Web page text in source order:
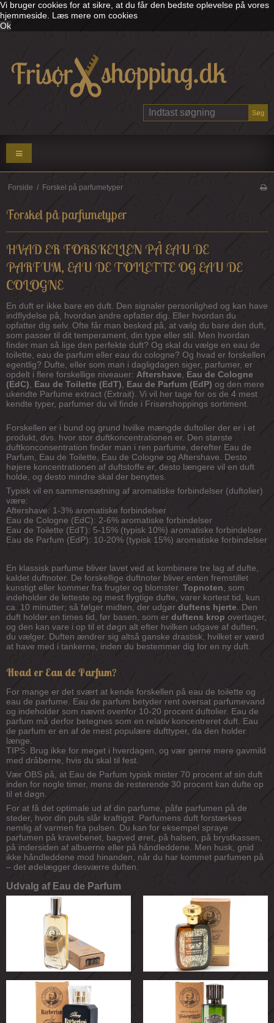
Vi bruger cookies for at sikre, at du får den bedste oplevelse på vores
hjemmeside. Læs mere om cookies
Ok
Søg
Forside / Forskel på parfumetyper
Forskel på parfumetyper
HVAD ER FORSKELLEN PÅ EAU DE
PARFUM, EAU DE TOILETTE OG EAU DE
COLOGNE
En duft er ikke bare en duft. Den signaler personlighed og kan have
indflydelse på, hvordan andre opfatter dig. Eller hvordan du
opfatter dig selv. Ofte får man besked på, at vælg du bare den duft,
som passer til dit temperament, din type eller stil. Men hvordan
finder man så lige den perfekte duft? Og skal du vælge en eau de
toilette, eau de parfum eller eau du cologne? Og hvad er forskellen
egentlig? Dufte, eller som man i dagligdagen siger, parfumer, er
opdelt i flere forskellige niveauer: Aftershave
Eau de Cologne
(EdC)
Eau de Toilette (EdT) Eau de Parfum (EdP) og den mere
ukendte Parfume extract (Extrait). Vi vil her tage for os de 4 mest
kendte typer, parfumer du vil finde i Frisørshoppings sortiment.
Forskellen er i bund og grund hvilke mængde duftolier der er i et
produkt, dvs. hvor stor duftkoncentrationen er. Den største
duftkonconsentration finder man i ren parfume, derefter Eau de
Parfum, Eau de Toilette, Eau de Cologne og Aftershave. Desto
højere koncentrationen af duftstoffe er, desto længere vil en duft
holde, og desto mindre skal der benyttes.
Typisk vil en sammensætning af aromatiske forbindelser (duftolier)
være:
Aftershave: 1-3% aromatiske forbindelser
Eau de Cologne (EdC): 2-6% aromatiske forbindelser
Eau de Toilette (EdT): 5-15% (typisk 10%) aromatiske forbindelser
Eau de Parfum (EdP): 10-20% (typisk 15%) aromatiske forbindelser
En klassisk parfume bliver lavet ved at kombinere tre lag af dufte,
kaldet duftnoter. De forskellige duftnoter bliver enten fremstillet
kunstigt eller kommer fra frugter og blomster. Topnoten , som
indeholder de letteste og mest flygtige dufte, varer kortest tid, kun
ca. 10 minutter; så følger midten, der udgør duftens hjerte . Den
duft holder en times tid, før basen, som er duftens krop overtager,
og den kan vare i op til et døgn alt efter hvilken udgave af duften,
du vælger. Duften ændrer sig altså ganske drastisk, hvilket er værd
at have med i tankerne, inden du bestemmer dig for en ny duft.
Hvad er Eau de Parfum?
For mange er det svært at kende forskellen på eau de toilette og
eau de parfume. Eau de parfum betyder rent oversat parfumevand
og indeholder som nævnt ovenfor 10-20 procent duftolier. Eau de
parfum må derfor betegnes som en relativ koncentreret duft. Eau
de parfum er en af de mest populære dufttyper, da den holder
længe.
TIPS: Brug ikke for meget i hverdagen, og vær gerne mere gavmild
med dråberne, hvis du skal til fest.
Vær OBS på, at Eau de Parfum typisk mister 70 procent af sin duft
inden for nogle timer, mens de resterende 30 procent kan dufte op
til et døgn.
For at få det optimale ud af din parfume, påfø parfumen på de
steder, hvor din puls slår kraftigst. Parfumens duft forstærkes
nemlig af varmen fra pulsen. Du kan for eksempel spraye
parfumen på kravebenet, bagved øret, på halsen, på brystkassen,
på indersiden af albuerne eller på håndleddene. Men husk, gnid
ikke håndleddene mod hinanden, når du har kommet parfumen på
– det ødelægger desværre duften.
Udvalg af Eau de Parfum